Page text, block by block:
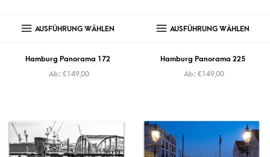
AUSFÜHRUNG WÄHLEN
Hamburg Panorama 172
Ab: €149,00
AUSFÜHRUNG WÄHLEN
Hamburg Panorama 225
Ab: €149,00